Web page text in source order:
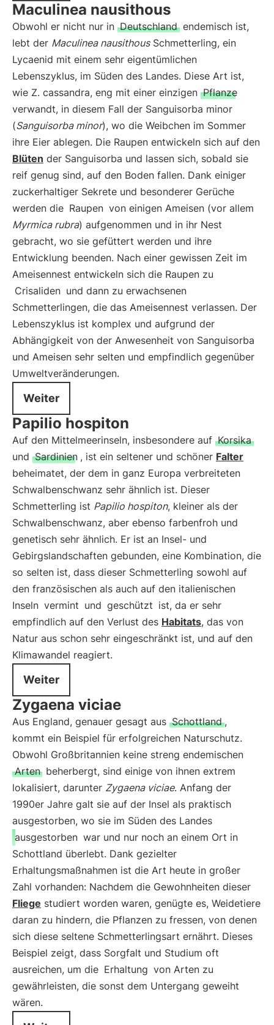
Maculinea nausithous
Obwohl er nicht nur in Deutschland endemisch ist,
lebt der Maculinea nausithousSchmetterling, ein
Lycaenid mit einem sehr eigentümlichen
Lebenszyklus, im Süden des Landes. Diese Art ist,
wie Z. cassandra, eng mit einer einzigen Pflanze
verwandt, in diesem Fall der Sanguisorba minor
(Sanguisorba minor), wo die Weibchen im Sommer
ihre Eier ablegen. Die Raupen entwickeln sich auf den
Blüten der Sanguisorba und lassen sich, sobald sie
reif genug sind, auf den Boden fallen. Dank einiger
zuckerhaltiger Sekrete und besonderer Gerüche
werden die Raupen von einigen Ameisen (vor allem
Myrmica rubra) aufgenommen und in ihr Nest
gebracht, wo sie gefüttert werden und ihre
Entwicklung beenden. Nach einer gewissen Zeit im
Ameisennest entwickeln sich die Raupen zu
Crisaliden und dann zu erwachsenen
Schmetterlingen, die das Ameisennest verlassen. Der
Lebenszyklus ist komplex und aufgrund der
Abhängigkeit von der Anwesenheit von Sanguisorba
und Ameisen sehr selten und empfindlich gegenüber
Umweltveränderungen.
Weiter
Papilio hospiton
Auf den Mittelmeerinseln, insbesondere auf Korsika
und Sardinien , ist ein seltener und schöner Falter
beheimatet, der dem in ganz Europa verbreiteten
Schwalbenschwanz sehr ähnlich ist. Dieser
Schmetterling ist Papilio hospiton, kleiner als der
Schwalbenschwanz, aber ebenso farbenfroh und
genetisch sehr ähnlich. Er ist an Insel- und
Gebirgslandschaften gebunden, eine Kombination, die
so selten ist, dass dieser Schmetterling sowohl auf
den französischen als auch auf den italienischen
Inseln vermint und geschützt ist, da er sehr
empfindlich auf den Verlust des Habitats, das von
Natur aus schon sehr eingeschränkt ist, und auf den
Klimawandel reagiert.
Weiter
Zygaena viciae
Aus England, genauer gesagt aus Schottland ,
kommt ein Beispiel für erfolgreichen Naturschutz.
Obwohl Großbritannien keine streng endemischen
Arten beherbergt, sind einige von ihnen extrem
lokalisiert, darunter Zygaena viciae. Anfang der
1990er Jahre galt sie auf der Insel als praktisch
ausgestorben, wo sie im Süden des Landes
ausgestorben war und nur noch an einem Ort in
Schottland überlebt. Dank gezielter
Erhaltungsmaßnahmen ist die Art heute in großer
Zahl vorhanden: Nachdem die Gewohnheiten dieser
Fliege studiert worden waren, genügte es, Weidetiere
daran zu hindern, die Pflanzen zu fressen, von denen
sich diese seltene Schmetterlingsart ernährt. Dieses
Beispiel zeigt, dass Sorgfalt und Studium oft
ausreichen, um die Erhaltung von Arten zu
gewährleisten, die sonst dem Untergang geweiht
wären.